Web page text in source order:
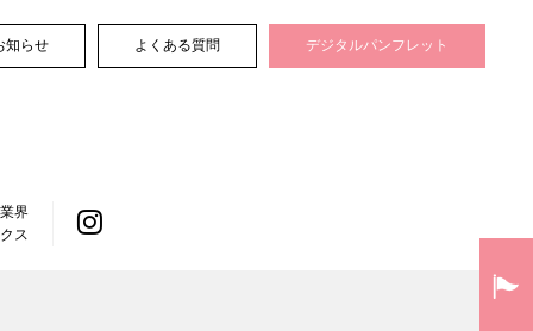
界
ス
知らせ よくある質問 デジタルパンフレット